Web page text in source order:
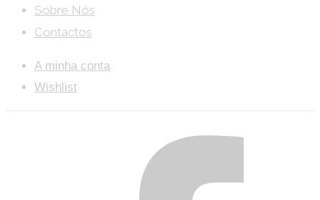
Sobre Nós
Contactos
A minha conta
Wishlist